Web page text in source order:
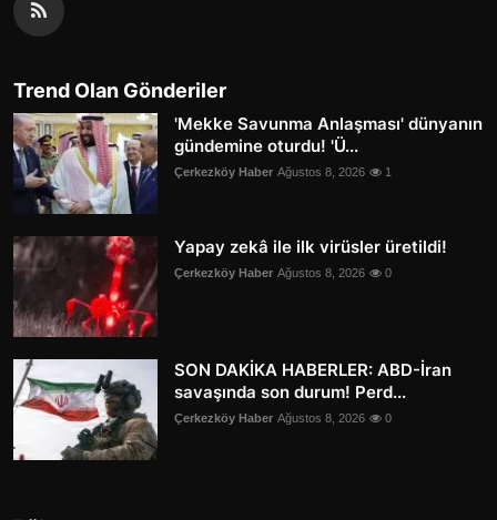
Trend Olan Gönderiler
'Mekke Savunma Anlaşması' dünyanın
gündemine oturdu! 'Ü...
Çerkezköy Haber Ağustos 8, 2026 1
Yapay zekâ ile ilk virüsler üretildi!
Çerkezköy Haber Ağustos 8, 2026 0
SON DAKİKA HABERLER: ABD-İran
savaşında son durum! Perd...
Çerkezköy Haber Ağustos 8, 2026 0